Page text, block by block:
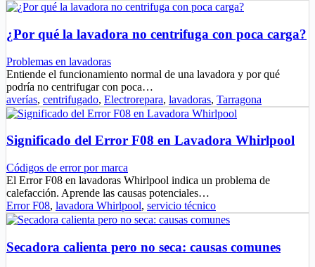
¿Por qué la lavadora no centrifuga con poca carga?
Problemas en lavadoras
Entiende el funcionamiento normal de una lavadora y por qué
podría no centrifugar con poca…
averías, centrifugado, Electrorepara, lavadoras, Tarragona
Significado del Error F08 en Lavadora Whirlpool
Códigos de error por marca
El Error F08 en lavadoras Whirlpool indica un problema de
calefacción. Aprende las causas potenciales…
Error F08, lavadora Whirlpool, servicio técnico
Secadora calienta pero no seca: causas comunes